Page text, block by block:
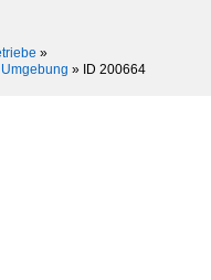
»
» ID 200664